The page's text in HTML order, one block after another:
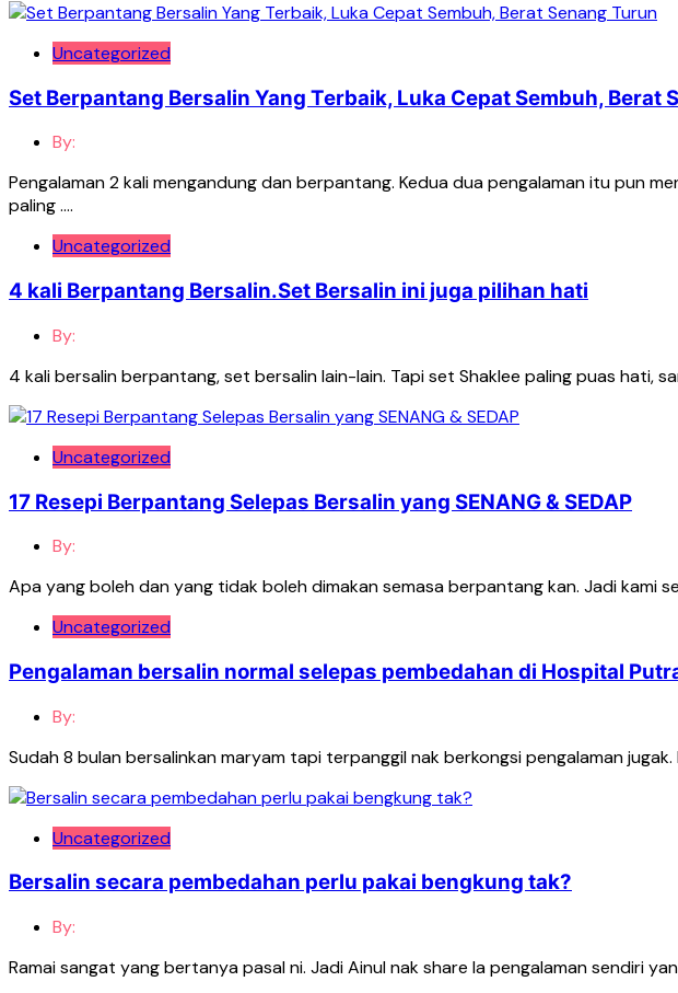
Uncategorized
Set Berpantang Bersalin Yang Terbaik, Luka Cepat Sembuh, Berat
By:
Pengalaman 2 kali mengandung dan berpantang. Kedua dua pengalaman itu pun
paling ….
Uncategorized
4 kali Berpantang Bersalin.Set Bersalin ini juga pilihan hati
By:
4 kali bersalin berpantang, set bersalin lain-lain. Tapi set Shaklee paling puas hati,
Uncategorized
17 Resepi Berpantang Selepas Bersalin yang SENANG & SEDAP
By:
Apa yang boleh dan yang tidak boleh dimakan semasa berpantang kan. Jadi kami
Uncategorized
Pengalaman bersalin normal selepas pembedahan di Hospital
By:
Sudah 8 bulan bersalinkan maryam tapi terpanggil nak berkongsi pengalaman
Uncategorized
Bersalin secara pembedahan perlu pakai bengkung tak?
By:
Ramai sangat yang bertanya pasal ni. Jadi Ainul nak share la pengalaman sendiri